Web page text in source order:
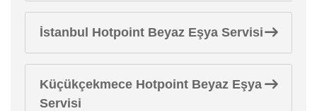
İstanbul Hotpoint Beyaz Eşya Servisi
Küçükçekmece Hotpoint Beyaz Eşya
Servisi